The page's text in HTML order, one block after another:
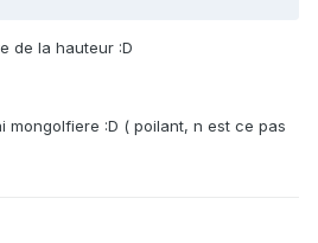
de la hauteur :D
mongolfiere :D ( poilant, n est ce pas